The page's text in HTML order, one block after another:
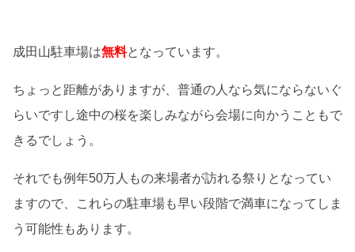
成田山駐車場は無料となっています。
ちょっと距離がありますが、普通の人なら気にならないぐ
らいですし途中の桜を楽しみながら会場に向かうこともで
きるでしょう。
それでも例年50万人もの来場者が訪れる祭りとなってい
ますので、これらの駐車場も早い段階で満車になってしま
う可能性もあります。